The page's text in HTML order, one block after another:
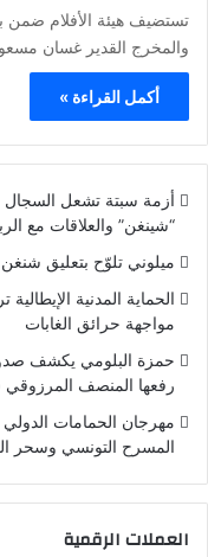
تستضيف هيئة الأفلام ضمن
والمخرج القدير غسان
أكمل القراءة »
أزمة سبتة تشعل السجال
“شينغن” والعلاقات مع
ميلوني تلوّح بتعليق
الحماية المدنية
مواجهة حرائق الغابات
حمزة البلومي يكشف
رفعها المنصف المرزوقي قبل 12
المسرح التونسي وسحر
العملات الرقمية